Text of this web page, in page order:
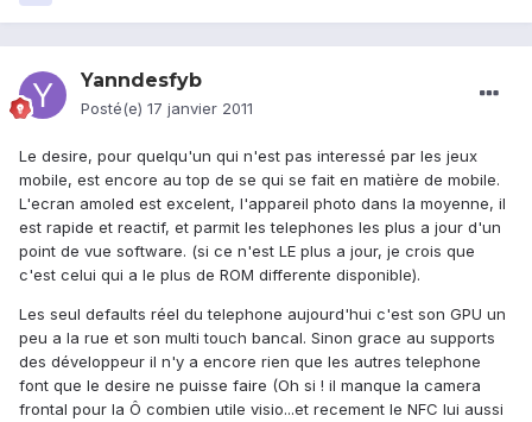
Yanndesfyb
Posté(e) 17 janvier 2011
Le desire, pour quelqu'un qui n'est pas interessé par les jeux
mobile, est encore au top de se qui se fait en matière de mobile.
L'ecran amoled est excelent, l'appareil photo dans la moyenne, il
est rapide et reactif, et parmit les telephones les plus a jour d'un
point de vue software. (si ce n'est LE plus a jour, je crois que
c'est celui qui a le plus de ROM differente disponible).
Les seul defaults réel du telephone aujourd'hui c'est son GPU un
peu a la rue et son multi touch bancal. Sinon grace au supports
des développeur il n'y a encore rien que les autres telephone
font que le desire ne puisse faire (Oh si ! il manque la camera
frontal pour la Ô combien utile visio...et recement le NFC lui aussi